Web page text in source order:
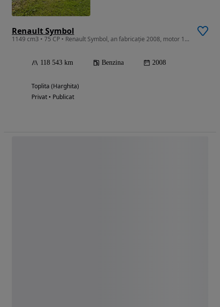
Renault Symbol
1149 cm3 • 75 CP • Renault Symbol, an fabricație 2008, motor 1.2 benzină (75 CP), cumpăr
118 543 km Benzina 2008
Toplita (Harghita)
Privat • Publicat